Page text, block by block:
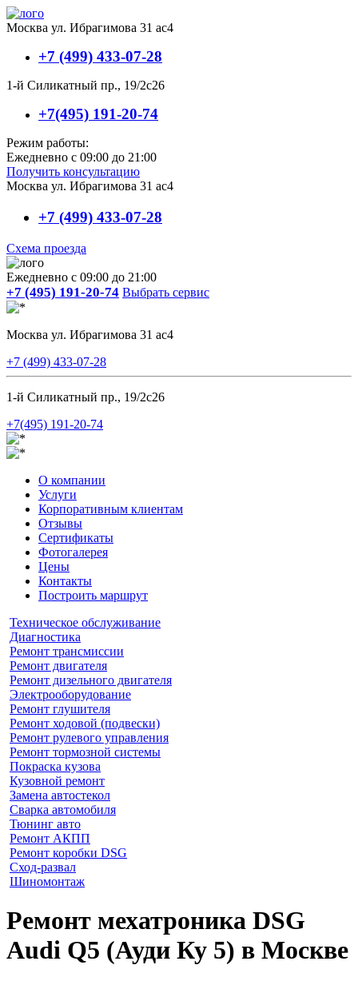
Москва ул. Ибрагимова 31 ас4
+7 (499) 433-07-28
1-й Силикатный пр., 19/2с26
+7(495) 191-20-74
Режим работы:
Ежедневно с 09:00 до 21:00
Получить консультацию
Москва ул. Ибрагимова 31 ас4
+7 (499) 433-07-28
Схема проезда
Ежедневно с 09:00 до 21:00
+7 (495) 191-20-74 Выбрать сервис
Москва ул. Ибрагимова 31 ас4
+7 (499) 433-07-28
1-й Силикатный пр., 19/2с26
+7(495) 191-20-74
О компании
Услуги
Корпоративным клиентам
Отзывы
Сертификаты
Фотогалерея
Цены
Контакты
Построить маршрут
Техническое обслуживание
Диагностика
Ремонт трансмиссии
Ремонт двигателя
Ремонт дизельного двигателя
Электрооборудование
Ремонт глушителя
Ремонт ходовой (подвески)
Ремонт рулевого управления
Ремонт тормозной системы
Покраска кузова
Кузовной ремонт
Замена автостекол
Сварка автомобиля
Тюнинг авто
Ремонт АКПП
Ремонт коробки DSG
Сход-развал
Шиномонтаж
Ремонт мехатроника DSG
Audi Q5 (Ауди Ку 5) в Москве